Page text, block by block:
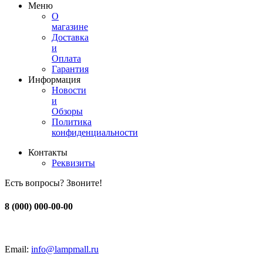
Меню
О
магазине
Доставка
и
Оплата
Гарантия
Информация
Новости
и
Обзоры
Политика
конфиденциальности
Контакты
Реквизиты
Есть вопросы? Звоните!
8 (000) 000-00-00
Email: info@lampmall.ru